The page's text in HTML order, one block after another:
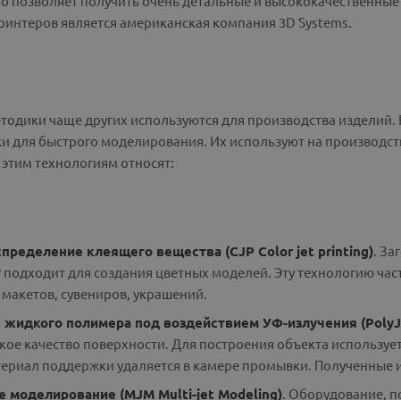
является американская компания 3D Systems.
чаще других используются для производства
для быстрого моделирования. Их используют на
технологиям относят:
клеящего вещества (CJP Color jet printing).
подходит для создания цветных моделей. Эту технологию
сувениров, украшений.
полимера под воздействием УФ-излучения
качество поверхности. Для построения объекта
поддержки удаляется в камере промывки. Полученные
моделирование (MJM Multi-jet Modeling). Оборудование,